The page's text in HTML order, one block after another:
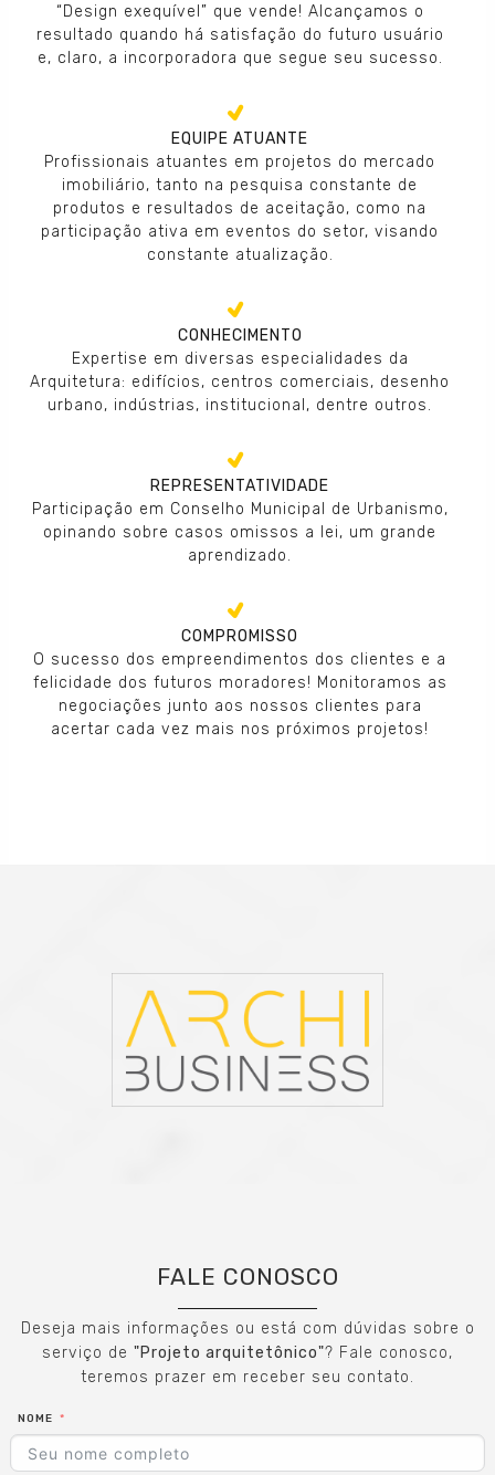
“Design exequível” que vende! Alcançamos o
resultado quando há satisfação do futuro usuário
e, claro, a incorporadora que segue seu sucesso.
EQUIPE ATUANTE
Profissionais atuantes em projetos do mercado
imobiliário, tanto na pesquisa constante de
produtos e resultados de aceitação, como na
participação ativa em eventos do setor, visando
constante atualização.
CONHECIMENTO
Expertise em diversas especialidades da
Arquitetura: edifícios, centros comerciais, desenho
urbano, indústrias, institucional, dentre outros.
REPRESENTATIVIDADE
Participação em Conselho Municipal de Urbanismo,
opinando sobre casos omissos a lei, um grande
aprendizado.
COMPROMISSO
O sucesso dos empreendimentos dos clientes e a
felicidade dos futuros moradores! Monitoramos as
negociações junto aos nossos clientes para
acertar cada vez mais nos próximos projetos!
FALE CONOSCO
Deseja mais informações ou está com dúvidas sobre o
serviço de "Projeto arquitetônico"? Fale conosco,
teremos prazer em receber seu contato.
NOME